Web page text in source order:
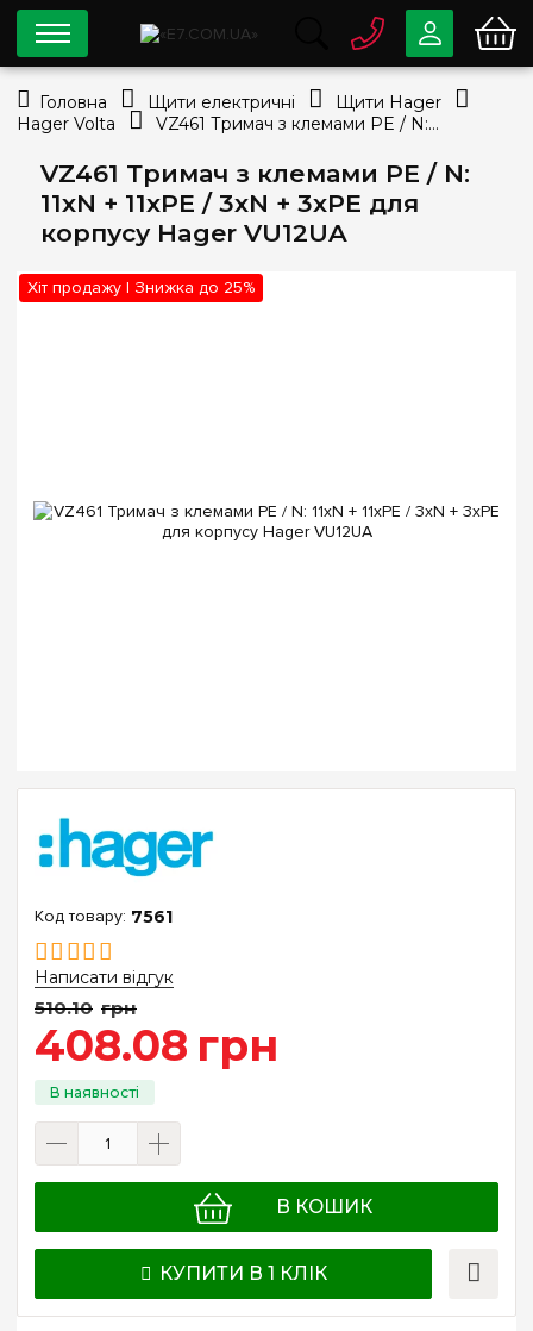
VZ461 Тримач з клемами PE / N:
11xN + 11xPE / 3xN + 3xPE для
корпусу Hager VU12UA
Хіт продажу | Знижка до 25%
7561
Написати відгук
510.10 грн
408.08 грн
В КОШИК
КУПИТИ В 1 КЛІК
0 800 33-63-07
Безкоштовно
info@e7.com.ua
044334-79-78
Viber Telegram
Головна Щити електричні
Щити Hager
Hager Volta
VZ461 Тримач з клемами PE / N: 11xN + 11xPE / 3xN + 3xPE для корпусу Hager VU12UA